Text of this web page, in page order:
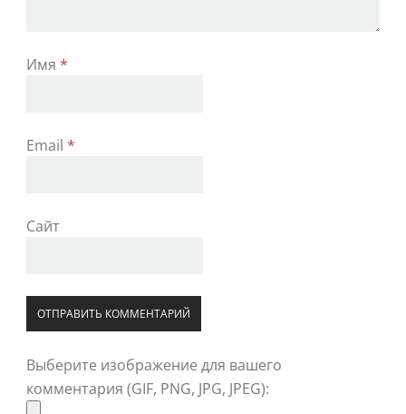
Имя *
Email *
Сайт
Выберите изображение для вашего
комментария (GIF, PNG, JPG, JPEG):